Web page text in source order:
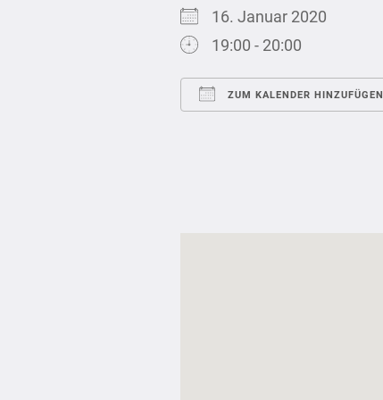
16. Januar 2020
19:00 - 20:00
ZUM KALENDER HINZUFÜGEN